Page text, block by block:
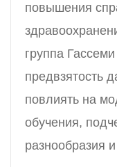
повышения
группа
предвзятость
повлиять на
обучения,
разнообразия